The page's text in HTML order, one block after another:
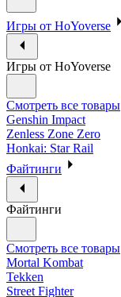
Игры от HoYoverse
Игры от HoYoverse
Смотреть все товары
Genshin Impact
Zenless Zone Zero
Honkai: Star Rail
Файтинги
Файтинги
Смотреть все товары
Mortal Kombat
Tekken
Street Fighter